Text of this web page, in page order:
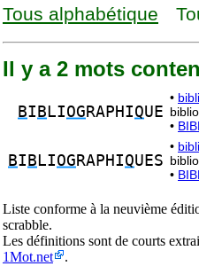
Tous alphabétique
Il y a 2 mots
BI B LIOG RAPHIQUE
•
•
BI B LIOG RAPHIQUES
•
•
Liste conforme à la neuvième
scrabble.
Les définitions sont de courts
1Mot.net
.